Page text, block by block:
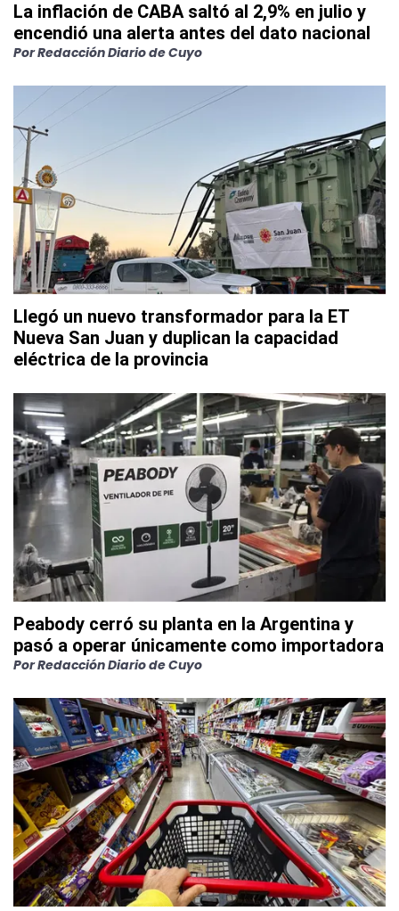
La inflación de CABA saltó al 2,9% en julio y
encendió una alerta antes del dato nacional
PorRedacción Diario de Cuyo
Llegó un nuevo transformador para la ET
Nueva San Juan y duplican la capacidad
eléctrica de la provincia
Peabody cerró su planta en la Argentina y
pasó a operar únicamente como importadora
PorRedacción Diario de Cuyo